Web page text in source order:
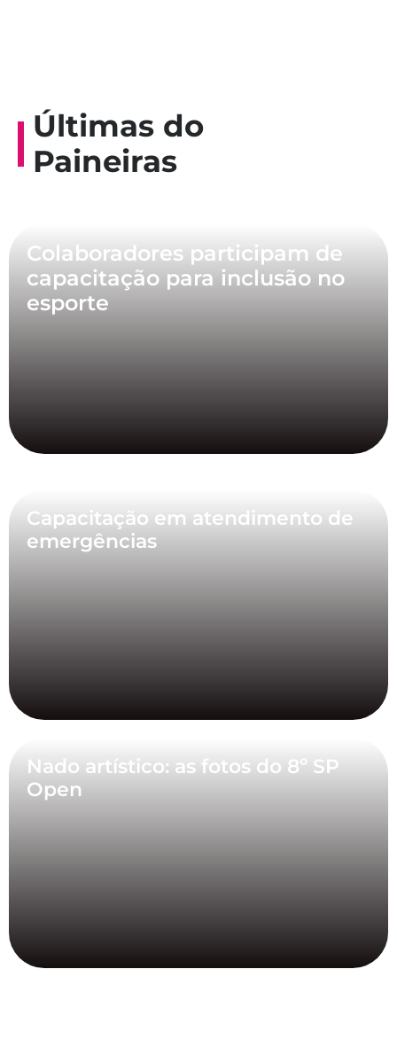
Últimas do
Paineiras
Colaboradores participam de
capacitação para inclusão no
esporte
Capacitação em atendimento de
emergências
Nado artístico: as fotos do 8º SP
Open